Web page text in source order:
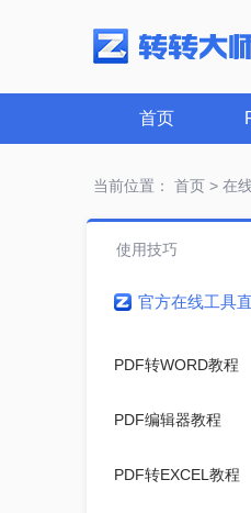
首页
当前位置： 首页> 在
使用技巧
官方在线工具
PDF转WORD教程
PDF编辑器教程
PDF转EXCEL教程